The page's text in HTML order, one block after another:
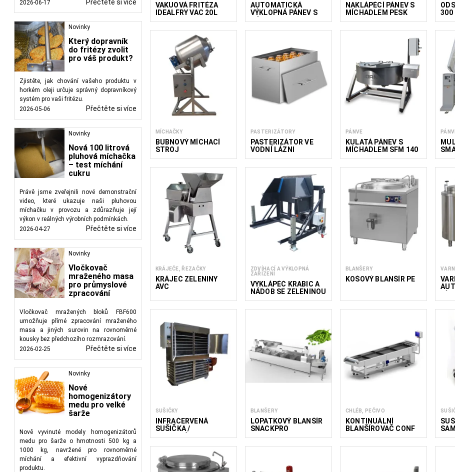
2026-06-17
Přečtěte si více
Novinky
Který dopravník
do fritézy zvolit
pro váš produkt?
Zjistěte, jak chování vašeho produktu v
horkém oleji určuje správný dopravníkový
systém pro vaši fritézu.
2026-05-06
Přečtěte si více
Novinky
Nová 100 litrová
pluhová míchačka
– test míchání
cukru
Právě jsme zveřejnili nové demonstrační
video, které ukazuje naši pluhovou
míchačku v provozu a zdůrazňuje její
výkon v reálných výrobních podmínkách.
2026-04-27
Přečtěte si více
Novinky
Vločkovač
mraženého masa
pro průmyslové
zpracování
Vločkovač mražených bloků FBF600
umožňuje přímé zpracování mraženého
masa a jiných surovin na rovnoměrné
kousky bez předchozího rozmrazování.
2026-02-25
Přečtěte si více
Novinky
Nové
homogenizátory
medu pro velké
šarže
Nově vyvinuté modely homogenizátorů
medu pro šarže o hmotnosti 500 kg a
1000 kg, navržené pro rovnoměrné
míchání a efektivní vyprazdňování
produktu.
VAKUOVÁ FRITÉZA
IDEALFRY VAC 20L
AUTOMATICKÁ
VÝKLOPNÁ PÁNEV S
MÍCHADLEM 450
NAKLÁPĚCÍ PÁNEV S
MÍCHADLEM PESK
250/26
300
MÍCHAČKY
BUBNOVÝ MÍCHACÍ
STROJ
PASTERIZÁTORY
PASTERIZÁTOR VE
VODNÍ LÁZNI
PÁNVE
KULATÁ PÁNEV S
MÍCHADLEM SFM 140
200
KRÁJEČE, ŘEZAČKY
KRÁJEČ ZELENINY
AVC
ZDVÍHACÍ A VÝKLOPNÁ
ZAŘÍZENÍ
VYKLÁPĚČ KRABIC A
NÁDOB SE ZELENINOU
A OVOCEM VK
BLANŠERY
KOŠOVÝ BLANŠÍR PE
SUŠIČKY
INFRAČERVENÁ
SUŠIČKA /
DEHYDRÁTOR
BLANŠERY
LOPATKOVÝ BLANŠÍR
SNACKPRO
CHLÉB, PEČIVO
KONTINUÁLNÍ
BLANŠÍROVAČ CONF
600/3000